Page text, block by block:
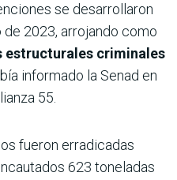
se desarrollaron
2023, arrojando como
estructurales criminales
informado la Senad en
55.
fueron erradicadas
623 toneladas